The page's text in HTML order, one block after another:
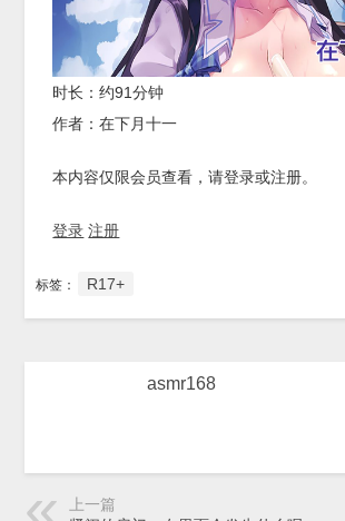
时长：约91分钟
作者：在下月十一
本内容仅限会员查看，请登录或注册。
登录 注册
标签： R17+
asmr168
上一篇